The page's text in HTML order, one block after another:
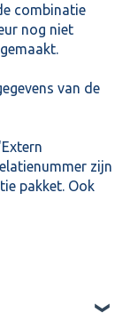
combinatie
nog niet
van de
zijn
pakket. Ook